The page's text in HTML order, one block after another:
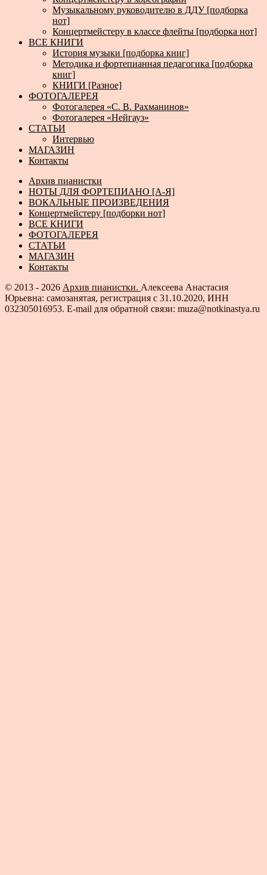
Музыкальному руководителю в ДДУ [подборка
нот]
Концертмейстеру в классе флейты [подборка нот]
ВСЕ КНИГИ
История музыки [подборка книг]
Методика и фортепианная педагогика [подборка
книг]
КНИГИ [Разное]
ФОТОГАЛЕРЕЯ
Фотогалерея «С. В. Рахманинов»
Фотогалерея «Нейгауз»
СТАТЬИ
Интервью
МАГАЗИН
Контакты
Архив пианистки
НОТЫ ДЛЯ ФОРТЕПИАНО [А-Я]
ВОКАЛЬНЫЕ ПРОИЗВЕДЕНИЯ
Концертмейстеру [подборки нот]
ВСЕ КНИГИ
ФОТОГАЛЕРЕЯ
СТАТЬИ
МАГАЗИН
Контакты
© 2013 - 2026 Архив пианистки. Алексеева Анастасия
Юрьевна: самозанятая, регистрация с 31.10.2020, ИНН
032305016953. E-mail для обратной связи: muza@notkinastya.ru